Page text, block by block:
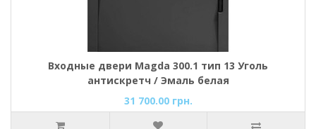
Входные двери Magda 300.1 тип 13 Уголь
антискретч / Эмаль белая
31 700.00 грн.